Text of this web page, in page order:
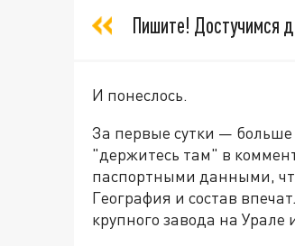
Пишите! Достучимся
И понеслось.
За первые сутки —
"держитесь там" в
паспортными данными,
География и состав
крупного завода на